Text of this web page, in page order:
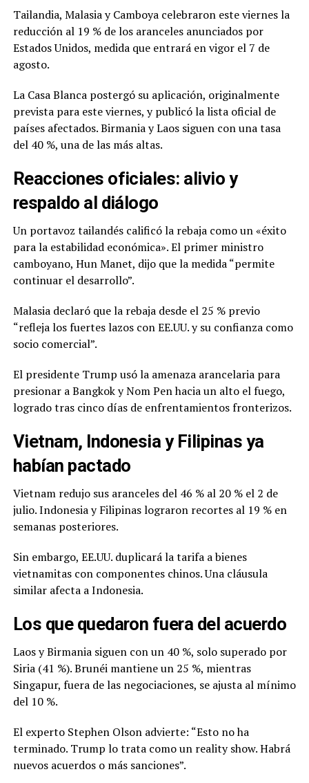
Tailandia, Malasia y Camboya celebraron este viernes la
reducción al 19 % de los aranceles anunciados por
Estados Unidos, medida que entrará en vigor el 7 de
agosto.
La Casa Blanca postergó su aplicación, originalmente
prevista para este viernes, y publicó la lista oficial de
países afectados. Birmania y Laos siguen con una tasa
del 40 %, una de las más altas.
Reacciones oficiales: alivio y
respaldo al diálogo
Un portavoz tailandés calificó la rebaja como un «éxito
para la estabilidad económica». El primer ministro
camboyano, Hun Manet, dijo que la medida “permite
continuar el desarrollo”.
Malasia declaró que la rebaja desde el 25 % previo
“refleja los fuertes lazos con EE.UU. y su confianza como
socio comercial”.
El presidente Trump usó la amenaza arancelaria para
presionar a Bangkok y Nom Pen hacia un alto el fuego,
logrado tras cinco días de enfrentamientos fronterizos.
Vietnam, Indonesia y Filipinas ya
habían pactado
Vietnam redujo sus aranceles del 46 % al 20 % el 2 de
julio. Indonesia y Filipinas lograron recortes al 19 % en
semanas posteriores.
Sin embargo, EE.UU. duplicará la tarifa a bienes
vietnamitas con componentes chinos. Una cláusula
similar afecta a Indonesia.
Los que quedaron fuera del acuerdo
Laos y Birmania siguen con un 40 %, solo superado por
Siria (41 %). Brunéi mantiene un 25 %, mientras
Singapur, fuera de las negociaciones, se ajusta al mínimo
del 10 %.
El experto Stephen Olson advierte: “Esto no ha
terminado. Trump lo trata como un reality show. Habrá
nuevos acuerdos o más sanciones”.